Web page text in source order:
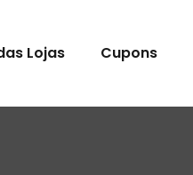
Lojas Cupons